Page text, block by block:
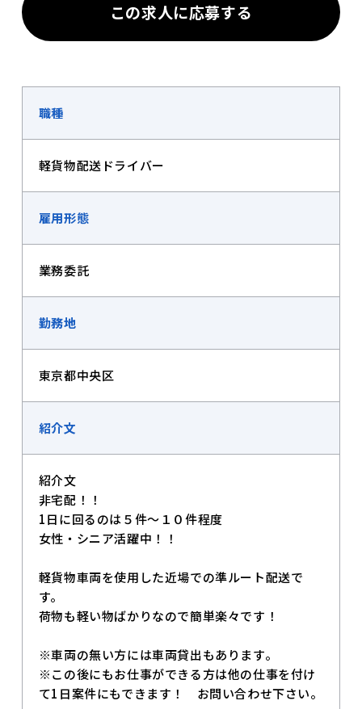
この求人に応募する
職種
軽貨物配送ドライバー
雇用形態
業務委託
勤務地
東京都中央区
紹介文
紹介文
非宅配！！
1日に回るのは５件～１０件程度
女性・シニア活躍中！！
軽貨物車両を使用した近場での準ルート配送で
す。
荷物も軽い物ばかりなので簡単楽々です！
※車両の無い方には車両貸出もあります。
※この後にもお仕事ができる方は他の仕事を付け
て1日案件にもできます！ お問い合わせ下さい。